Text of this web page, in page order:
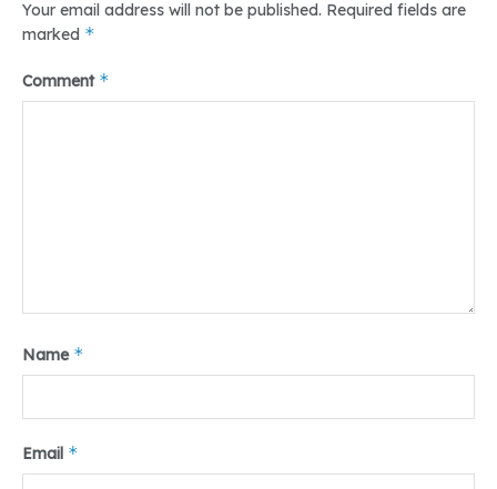
Your email address will not be published. Required fields are
marked *
Comment *
Name *
Email *